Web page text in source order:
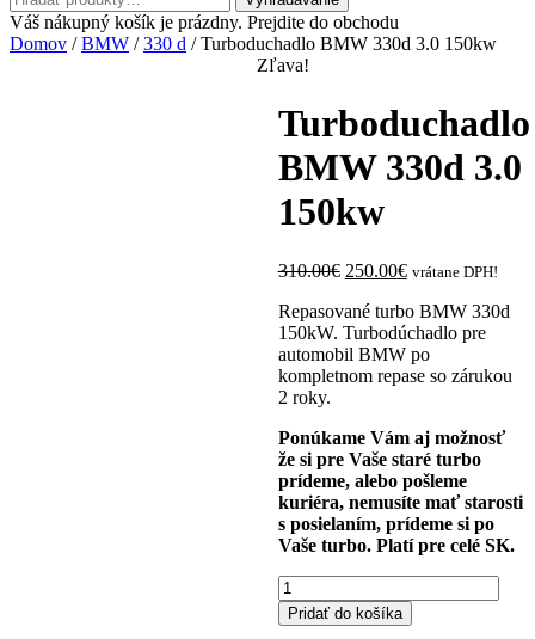
Váš nákupný košík je prázdny. Prejdite do obchodu
Domov /BMW /330 d / Turboduchadlo BMW 330d 3.0 150kw
Zľava!
Turboduchadlo
BMW 330d 3.0
150kw
310.00€ Original
was:
310.00€.
250.00€Current
is:
250.00€.
vrátane DPH!
Repasované turbo BMW 330d
150kW. Turbodúchadlo pre
automobil BMW po
kompletnom repase so zárukou
2 roky.
Ponúkame Vám aj možnosť
že si pre Vaše staré turbo
prídeme, alebo pošleme
kuriéra, nemusíte mať starosti
s posielaním, prídeme si po
Vaše turbo. Platí pre celé SK.
množstvo
Turboduchadlo
BMW
Pridať do košíka